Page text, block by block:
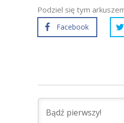
Podziel się tym
Facebook